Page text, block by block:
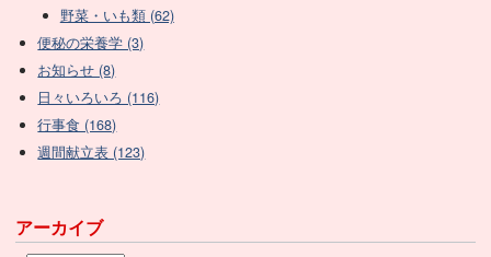
野菜・いも類 (62)
便秘の栄養学 (3)
お知らせ (8)
日々いろいろ (116)
行事食 (168)
週間献立表 (123)
アーカイブ